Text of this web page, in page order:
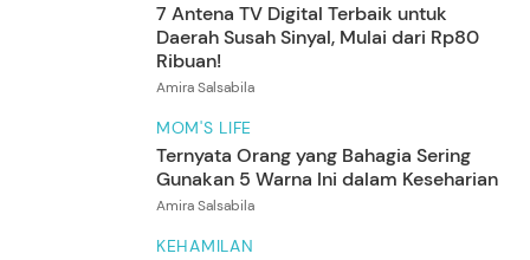
7 Antena TV Digital Terbaik untuk
Daerah Susah Sinyal, Mulai dari Rp80
Ribuan!
Amira Salsabila
MOM'S LIFE
Ternyata Orang yang Bahagia Sering
Gunakan 5 Warna Ini dalam Keseharian
Amira Salsabila
KEHAMILAN